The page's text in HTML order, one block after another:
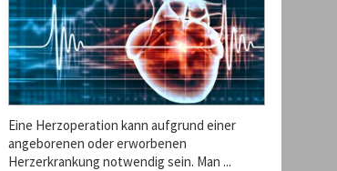
Eine Herzoperation kann aufgrund einer
angeborenen oder erworbenen
Herzerkrankung notwendig sein. Man ...